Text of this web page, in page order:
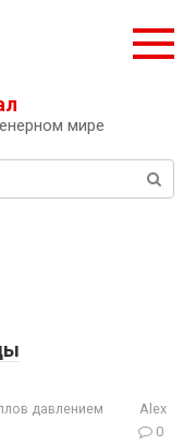
мире
давлением
Alex
0